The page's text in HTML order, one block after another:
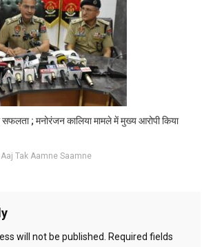
सफलता ; मनोरंजन कालिया मामले में मुख्य आरोपी किया
Aaj Tak Aamne Saamne
will not be published.
Required fields